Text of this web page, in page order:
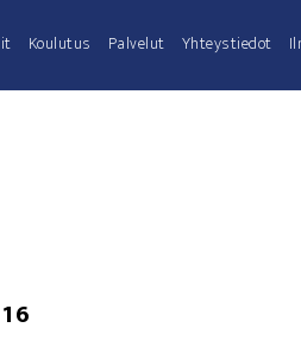
Kou­lu­tus Pal­ve­lut Yhteys­tie­dot